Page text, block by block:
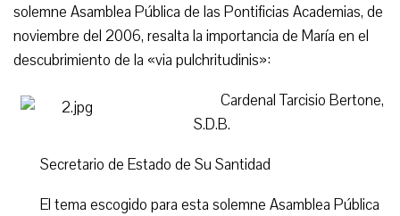
solemne Asamblea Pública de las Pontificias Academias, de
noviembre del 2006, resalta la importancia de María en el
descubrimiento de la «via pulchritudinis»:
Cardenal Tarcisio Bertone,
S.D.B.
Secretario de Estado de Su Santidad
El tema escogido para esta solemne Asamblea Pública